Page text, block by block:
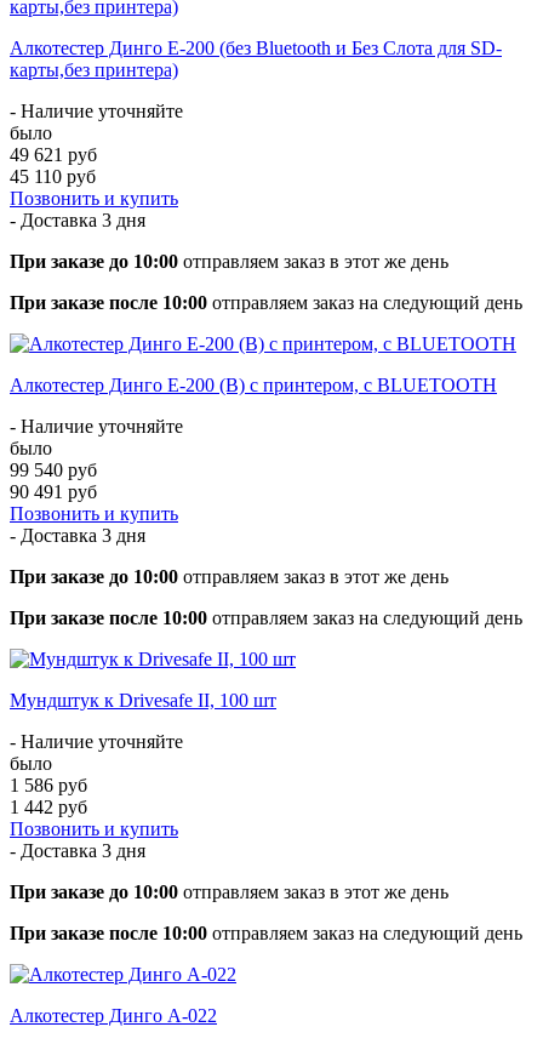
Алкотестер Динго Е-200 (без Bluetooth и Без Слота для SD-
карты,без принтера)
- Наличие уточняйте
было
49 621 руб
45 110 руб
Позвонить и купить
- Доставка 3 дня
При заказе до 10:00 отправляем заказ в этот же день
При заказе после 10:00 отправляем заказ на следующий день
Алкотестер Динго Е-200 (В) с принтером, с BLUETOOTH
- Наличие уточняйте
было
99 540 руб
90 491 руб
Позвонить и купить
- Доставка 3 дня
При заказе до 10:00 отправляем заказ в этот же день
При заказе после 10:00 отправляем заказ на следующий день
Мундштук к Drivesafe II, 100 шт
- Наличие уточняйте
было
1 586 руб
1 442 руб
Позвонить и купить
- Доставка 3 дня
При заказе до 10:00 отправляем заказ в этот же день
При заказе после 10:00 отправляем заказ на следующий день
​Алкотестер Динго А-022